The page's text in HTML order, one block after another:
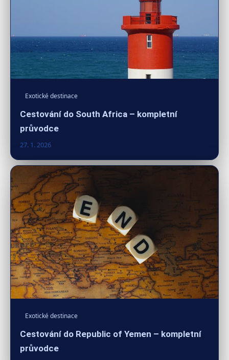
Exotické destinace
Cestování do South Africa – kompletní
průvodce
27. 1. 2026
Exotické destinace
Cestování do Republic of Yemen – kompletní
průvodce